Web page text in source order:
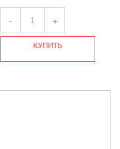
- +
КУПИТЬ